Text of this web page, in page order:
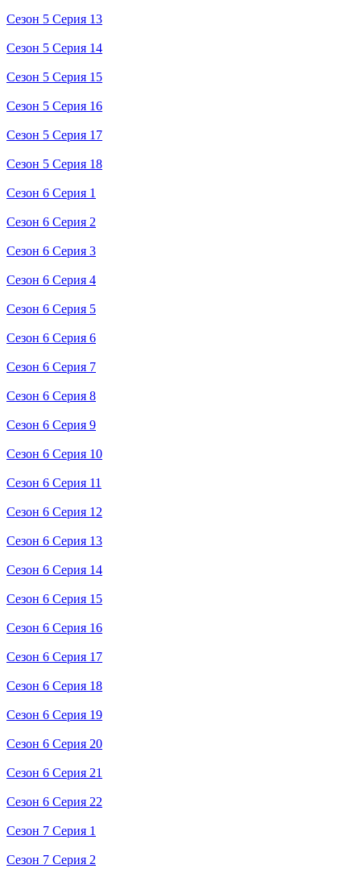
Сезон 5 Серия 13
Сезон 5 Серия 14
Сезон 5 Серия 15
Сезон 5 Серия 16
Сезон 5 Серия 17
Сезон 5 Серия 18
Сезон 6 Серия 1
Сезон 6 Серия 2
Сезон 6 Серия 3
Сезон 6 Серия 4
Сезон 6 Серия 5
Сезон 6 Серия 6
Сезон 6 Серия 7
Сезон 6 Серия 8
Сезон 6 Серия 9
Сезон 6 Серия 10
Сезон 6 Серия 11
Сезон 6 Серия 12
Сезон 6 Серия 13
Сезон 6 Серия 14
Сезон 6 Серия 15
Сезон 6 Серия 16
Сезон 6 Серия 17
Сезон 6 Серия 18
Сезон 6 Серия 19
Сезон 6 Серия 20
Сезон 6 Серия 21
Сезон 6 Серия 22
Сезон 7 Серия 1
Сезон 7 Серия 2